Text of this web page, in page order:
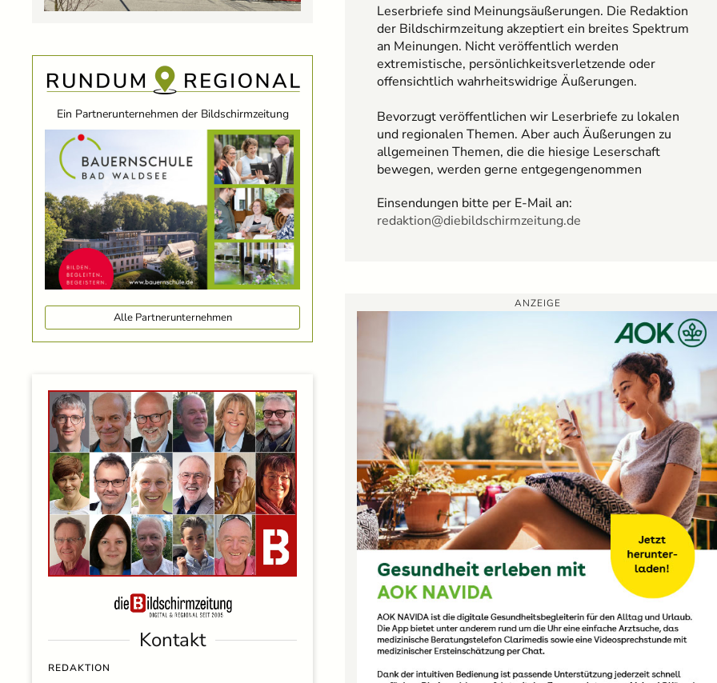
Ein Partnerunternehmen der Bildschirmzeitung
Alle Partnerunternehmen
Kontakt
REDAKTION
Leserbriefe sind Meinungsäußerungen. Die Redaktion
der Bildschirmzeitung akzeptiert ein breites Spektrum
an Meinungen. Nicht veröffentlich werden
extremistische, persönlichkeitsverletzende oder
offensichtlich wahrheitswidrige Äußerungen.
Bevorzugt veröffentlichen wir Leserbriefe zu lokalen
und regionalen Themen. Aber auch Äußerungen zu
allgemeinen Themen, die die hiesige Leserschaft
bewegen, werden gerne entgegengenommen
Einsendungen bitte per E-Mail an:
redaktion@diebildschirmzeitung.de
ANZEIGE